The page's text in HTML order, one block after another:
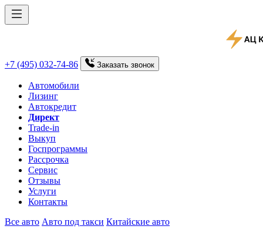
+7 (495) 032-74-86 Заказать звонок
Автомобили
Лизинг
Автокредит
Директ
Trade-in
Выкуп
Госпрограммы
Рассрочка
Сервис
Отзывы
Услуги
Контакты
Все авто Авто под такси Китайские авто